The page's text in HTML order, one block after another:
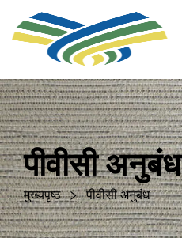
पीवीसी अनुबंध
मुख्यपृष्ठ पीवीसी अनुबंध